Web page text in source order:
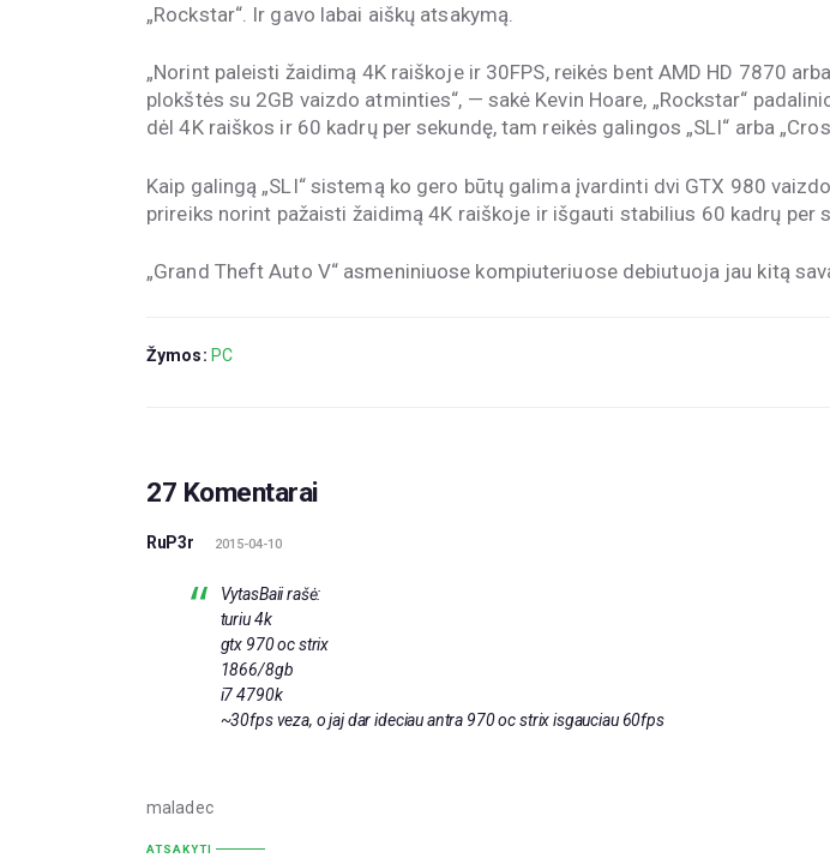
„Rockstar“. Ir gavo labai aiškų atsakymą.
„Norint paleisti žaidimą 4K raiškoje ir 30FPS, reikės bent AMD HD 7870
plokštės su 2GB vaizdo atminties“, — sakė Kevin Hoare, „Rockstar“
dėl 4K raiškos ir 60 kadrų per sekundę, tam reikės galingos „SLI“ arba
Kaip galingą „SLI“ sistemą ko gero būtų galima įvardinti dvi GTX 980
prireiks norint pažaisti žaidimą 4K raiškoje ir išgauti stabilius 60 kadrų per
„Grand Theft Auto V“ asmeniniuose kompiuteriuose debiutuoja jau kitą
Žymos: PC
27 Komentarai
RuP3r 2015-04-10
VytasBaii rašė:
turiu 4k
gtx 970 oc strix
1866/8gb
i7 4790k
~30fps veza, o jaj dar ideciau antra 970 oc strix isgauciau 60fps
maladec
ATSAKYTI